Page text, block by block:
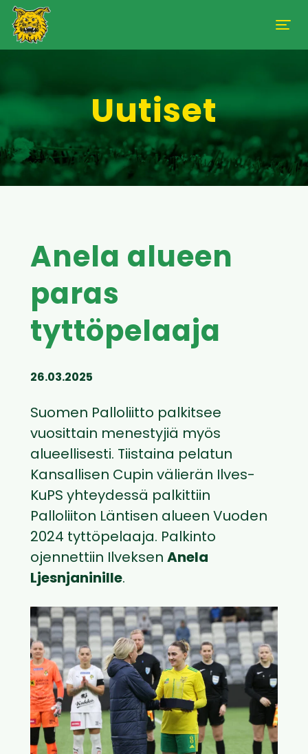
Uutiset
Anela alueen
paras
tyttöpelaaja
26.03.2025
Suomen Palloliitto palkitsee
vuosittain menestyjiä myös
alueellisesti. Tiistaina pelatun
Kansallisen Cupin välierän Ilves-
KuPS yhteydessä palkittiin
Palloliiton Läntisen alueen Vuoden
2024 tyttöpelaaja. Palkinto
ojennettiin Ilveksen Anela
Ljesnjaninille.